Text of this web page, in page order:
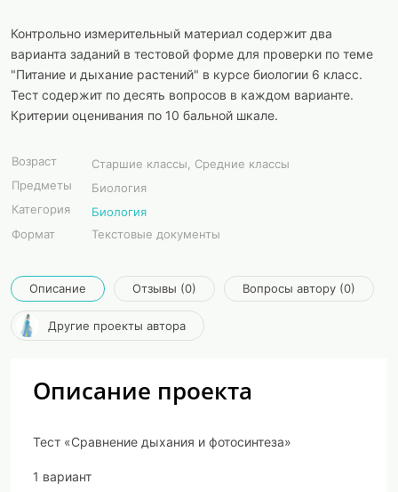
Контрольно измерительный материал содержит два
варианта заданий в тестовой форме для проверки по теме
"Питание и дыхание растений" в курсе биологии 6 класс.
Тест содержит по десять вопросов в каждом варианте.
Критерии оценивания по 10 бальной шкале.
Возраст
Старшие классы, Средние классы
Предметы
Биология
Категория
Биология
Формат
Текстовые документы
Описание Отзывы (0) Вопросы автору (0)
Другие проекты автора
Описание проекта
Тест «Сравнение дыхания и фотосинтеза»
1 вариант